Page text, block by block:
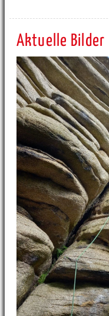
Aktuelle Bilder